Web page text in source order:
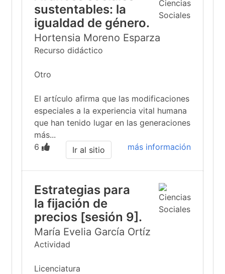
sustentables: la
igualdad de género.
Hortensia Moreno Esparza
Recurso didáctico
Otro
El artículo afirma que las modificaciones
especiales a la experiencia vital humana
que han tenido lugar en las generaciones
más...
6
más información
Ir al sitio
Estrategias para
la fijación de
precios [sesión 9].
María Evelia García Ortíz
Actividad
Licenciatura